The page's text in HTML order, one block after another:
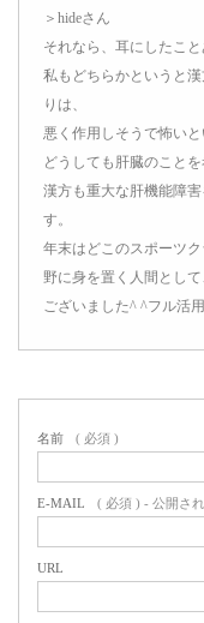
＞hideさん
それなら、耳にしたこと
私もどちらかというと
りは、
悪く作用しそうで怖いと
どうしても肝臓のこと
漢方も重大な肝機能障
す。
年末はどこのスポーツ
野に身を置く人間とし
ございました^ ^フル活
名前 ( 必須 )
E-MAIL ( 必須 ) - 公開さ
URL